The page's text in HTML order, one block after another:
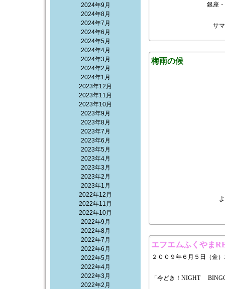
2024年9月
2024年8月
2024年7月
2024年6月
2024年5月
2024年4月
2024年3月
2024年2月
2024年1月
2023年12月
2023年11月
2023年10月
2023年9月
2023年8月
2023年7月
2023年6月
2023年5月
2023年4月
2023年3月
2023年2月
2023年1月
2022年12月
2022年11月
2022年10月
2022年9月
2022年8月
2022年7月
2022年6月
2022年5月
2022年4月
2022年3月
2022年2月
銀座
サ
梅雨の候
エフエムふくやま
２００９年６月５日（金
「今どき！NIGHT